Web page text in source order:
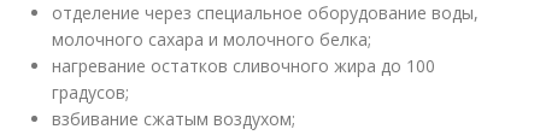
отделение через специальное оборудование воды,
молочного сахара и молочного белка;
нагревание остатков сливочного жира до 100
градусов;
взбивание сжатым воздухом;